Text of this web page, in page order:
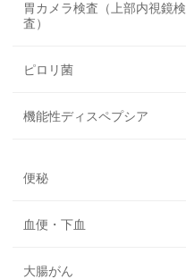
胃カメラ検査（上部内視鏡検
査）
ピロリ菌
機能性ディスペプシア
便秘
血便・下血
大腸がん